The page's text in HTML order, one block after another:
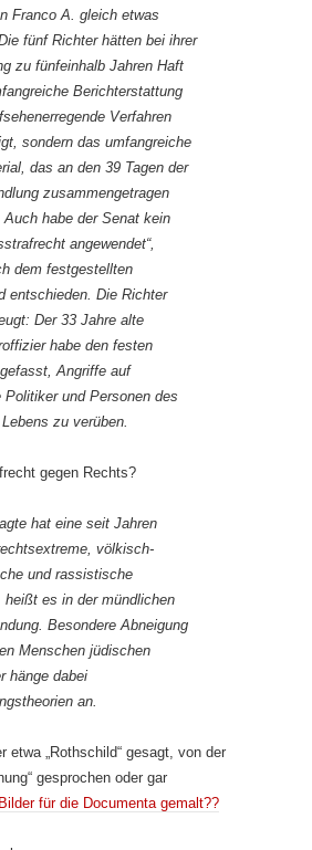
Franco A. gleich etwas
fünf Richter hätten bei ihrer
zu fünfeinhalb Jahren Haft
Berichterstattung
Verfahren
sondern das umfangreiche
das an den 39 Tagen der
zusammengetragen
Auch habe der Senat kein
angewendet“,
dem festgestellten
entschieden. Die Richter
Der 33 Jahre alte
habe den festen
Angriffe auf
Politiker und Personen des
zu verüben.
gegen Rechts?
hat eine seit Jahren
völkisch-
und rassistische
heißt es in der mündlichen
Besondere Abneigung
Menschen jüdischen
hänge dabei
an.
etwa „Rothschild“ gesagt, von der
gesprochen oder gar
Bilder für die Documenta gemalt??